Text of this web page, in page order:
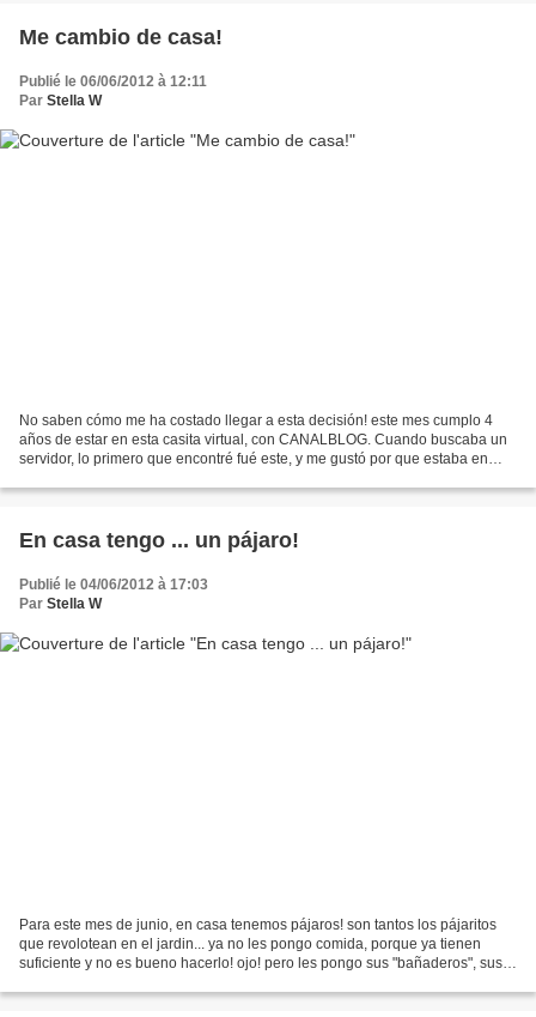
Me cambio de casa!
Publié le 06/06/2012 à 12:11
Par Stella W
No saben cómo me ha costado llegar a esta decisión! este mes cumplo 4
años de estar en esta casita virtual, con CANALBLOG. Cuando buscaba un
servidor, lo primero que encontré fué este, y me gustó por que estaba en
En casa tengo ... un pájaro!
Publié le 04/06/2012 à 17:03
Par Stella W
Para este mes de junio, en casa tenemos pájaros! son tantos los pájaritos
que revolotean en el jardin... ya no les pongo comida, porque ya tienen
suficiente y no es bueno hacerlo! ojo! pero les pongo sus "bañaderos", sus